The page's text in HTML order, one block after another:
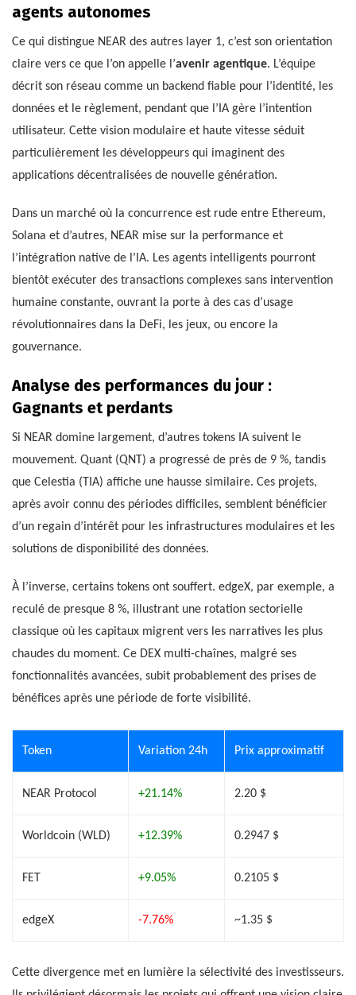
agents autonomes
Ce qui distingue NEAR des autres layer 1, c’est son orientation
claire vers ce que l’on appelle l’avenir agentique. L’équipe
décrit son réseau comme un backend fiable pour l’identité, les
données et le règlement, pendant que l’IA gère l’intention
utilisateur. Cette vision modulaire et haute vitesse séduit
particulièrement les développeurs qui imaginent des
applications décentralisées de nouvelle génération.
Dans un marché où la concurrence est rude entre Ethereum,
Solana et d’autres, NEAR mise sur la performance et
l’intégration native de l’IA. Les agents intelligents pourront
bientôt exécuter des transactions complexes sans intervention
humaine constante, ouvrant la porte à des cas d’usage
révolutionnaires dans la DeFi, les jeux, ou encore la
gouvernance.
Analyse des performances du jour :
Gagnants et perdants
Si NEAR domine largement, d’autres tokens IA suivent le
mouvement. Quant (QNT) a progressé de près de 9 %, tandis
que Celestia (TIA) affiche une hausse similaire. Ces projets,
après avoir connu des périodes difficiles, semblent bénéficier
d’un regain d’intérêt pour les infrastructures modulaires et les
solutions de disponibilité des données.
À l’inverse, certains tokens ont souffert. edgeX, par exemple, a
reculé de presque 8 %, illustrant une rotation sectorielle
classique où les capitaux migrent vers les narratives les plus
chaudes du moment. Ce DEX multi-chaînes, malgré ses
fonctionnalités avancées, subit probablement des prises de
bénéfices après une période de forte visibilité.
Token Variation 24h Prix approximatif
NEAR Protocol +21.14% 2.20 $
Worldcoin (WLD) +12.39% 0.2947 $
FET +9.05% 0.2105 $
edgeX -7.76% ~1.35 $
Cette divergence met en lumière la sélectivité des investisseurs.